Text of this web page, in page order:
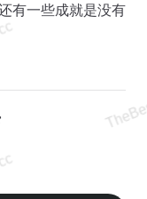
有一些成就是没有